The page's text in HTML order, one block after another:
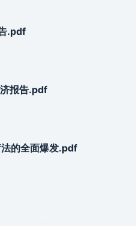
.pdf
报告.pdf
的全面爆发.pdf